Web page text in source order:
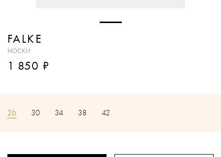
FALKE
НОСКИ
1 850 ₽
26 30 34 38 42